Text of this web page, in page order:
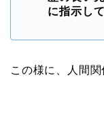
に指示し
この様に、人間